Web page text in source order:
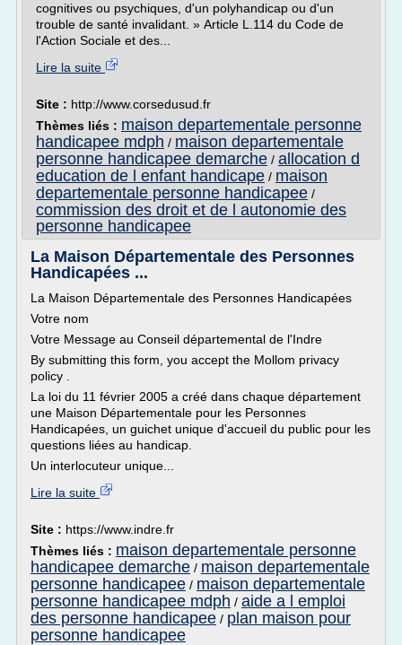
cognitives ou psychiques, d'un polyhandicap ou d'un
trouble de santé invalidant. » Article L.114 du Code de
l'Action Sociale et des...
Lire la suite
Site : http://www.corsedusud.fr
Thèmes liés : maison departementale personne
handicapee mdph / maison departementale
personne handicapee demarche / allocation d
education de l enfant handicape / maison
departementale personne handicapee /
commission des droit et de l autonomie des
personne handicapee
La Maison Départementale des Personnes
Handicapées ...
La Maison Départementale des Personnes Handicapées
Votre nom
Votre Message au Conseil départemental de l'Indre
By submitting this form, you accept the Mollom privacy
policy .
La loi du 11 février 2005 a créé dans chaque département
une Maison Départementale pour les Personnes
Handicapées, un guichet unique d'accueil du public pour les
questions liées au handicap.
Un interlocuteur unique...
Lire la suite
Site : https://www.indre.fr
Thèmes liés : maison departementale personne
handicapee demarche / maison departementale
personne handicapee / maison departementale
personne handicapee mdph / aide a l emploi
des personne handicapee / plan maison pour
personne handicapee